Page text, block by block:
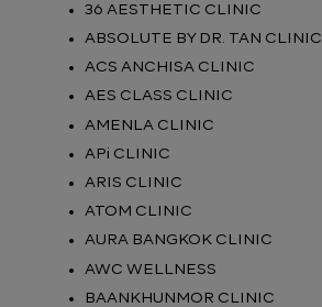
36 AESTHETIC CLINIC
ABSOLUTE BY DR. TAN CLINIC
ACS ANCHISA CLINIC
AES CLASS CLINIC
AMENLA CLINIC
APi CLINIC
ARIS CLINIC
ATOM CLINIC
AURA BANGKOK CLINIC
AWC WELLNESS
BAANKHUNMOR CLINIC